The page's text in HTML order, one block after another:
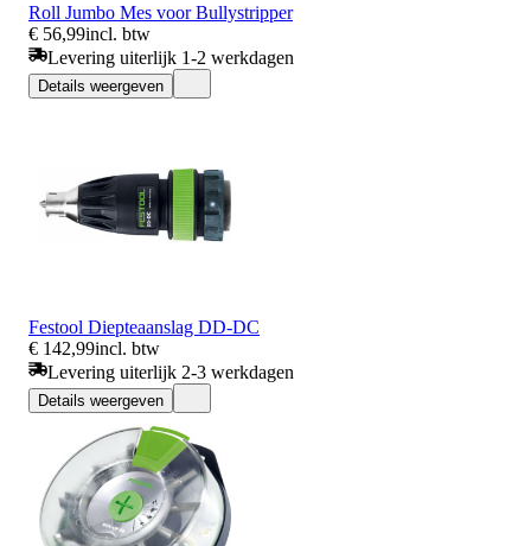
Roll Jumbo Mes voor Bullystripper
€ 56,99incl. btw
Levering uiterlijk 1-2 werkdagen
Details weergeven
Festool Diepteaanslag DD-DC
€ 142,99incl. btw
Levering uiterlijk 2-3 werkdagen
Details weergeven